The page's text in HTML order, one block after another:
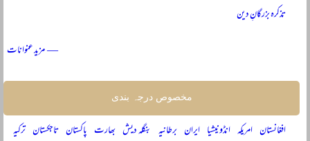
تذکرہ بزرگانِ دین
— مزید عنوانات
مخصوص درجہ بندی
افغانستان امریکہ انڈونیشیا ایران برطانیہ بنگلہ دیش بھارت پاکستان تاجکستان ترکیہ